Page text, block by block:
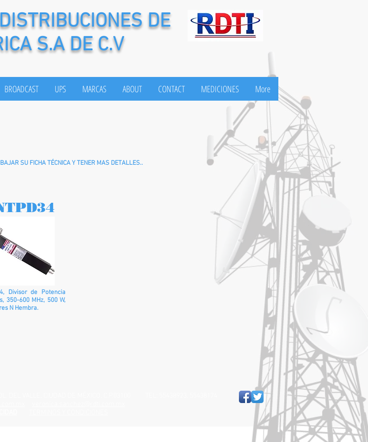
DE
S.A DE C.V
BROADCAST UPS MARCAS ABOUT CONTACT MEDICIONES More
SU FICHA TÉCNICA Y TENER MAS DETALLES..
Divisor de Potencia
350-600 MHz, 500 W,
N Hembra.
VALLE, CIUDAD DE MÉXICO, C.P.03100 TEL: 55438923, 55438174